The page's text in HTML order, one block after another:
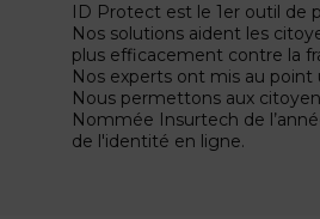
ID Protect est le 1er outil
Nos solutions aident les
plus efficacement contre la
Nos experts ont mis au
Nous permettons aux
Nommée Insurtech de
de l'identité en ligne.